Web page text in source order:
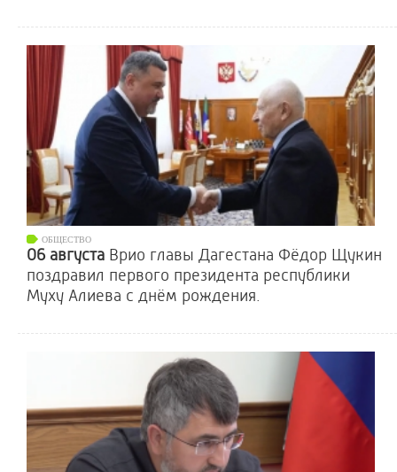
ОБЩЕСТВО
06 августа Врио главы Дагестана Фёдор Щукин
поздравил первого президента республики
Муху Алиева с днём рождения.